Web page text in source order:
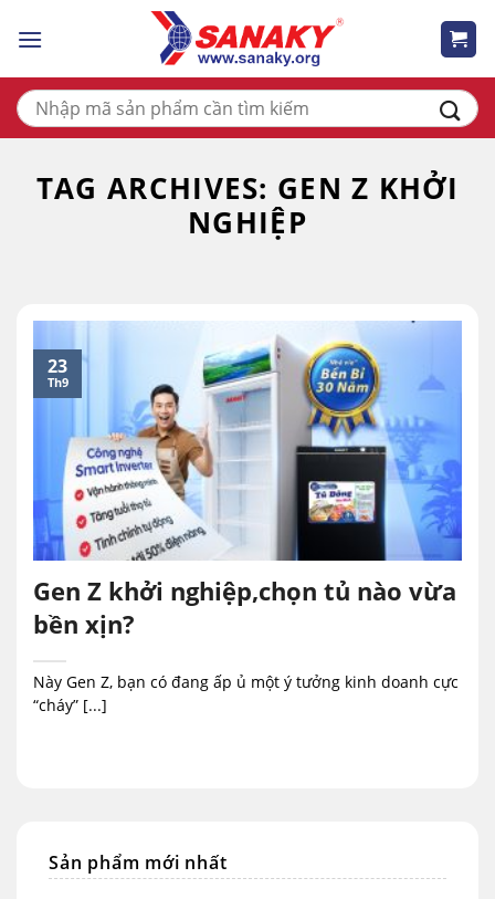
Tìm
kiếm:
TAG ARCHIVES: GEN Z KHỞI
NGHIỆP
Gen Z khởi nghiệp,chọn tủ nào vừa
bền xịn?
Này Gen Z, bạn có đang ấp ủ một ý tưởng kinh doanh cực
“cháy” [...]
23
Th9
Sản phẩm mới nhất